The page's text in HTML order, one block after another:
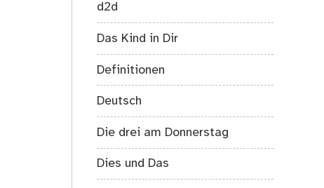
d2d
Das Kind in Dir
Definitionen
Deutsch
Die drei am Donnerstag
Dies und Das